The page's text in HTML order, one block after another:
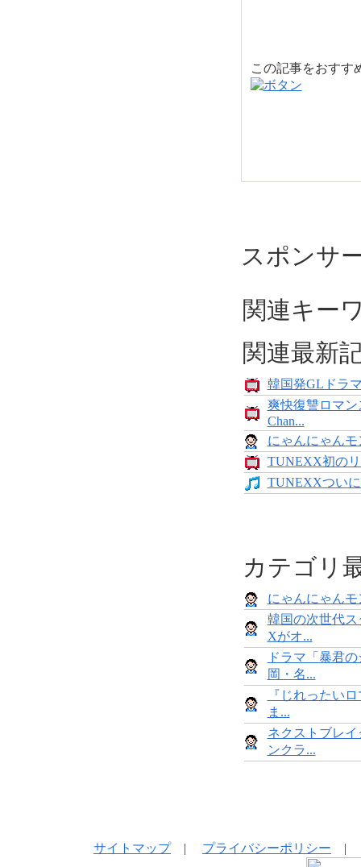
この記事をおす
スポンサ
関連キー
関連最新
韓国発GLドラ
爽快復讐ロマ
Chan...
にゃんにゃん
TUNEXX初の
TUNEXXつい
カテゴリ
にゃんにゃん
韓国の次世代
Xがオ...
ドラマ「暴君
岡・名...
『じれったい
ま...
ネクストブレ
ンクラ...
サイトマップ| プライバシーポリシー